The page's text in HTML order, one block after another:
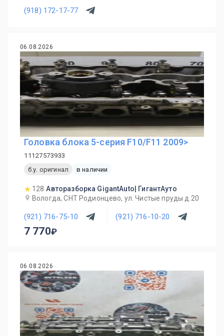
(918) 172-17-77
06.08.2026
Головка блока 5-серия F10/F11 2009>
11127573933
б.у. оригинал
в наличии
128 Авторазборка GigantAuto| ГигантАуто
Вологда, СНТ Родионцево, ул. Чистые пруды д.20
(921) 716-75-10 (921) 716-10-20
7 770
06.08.2026